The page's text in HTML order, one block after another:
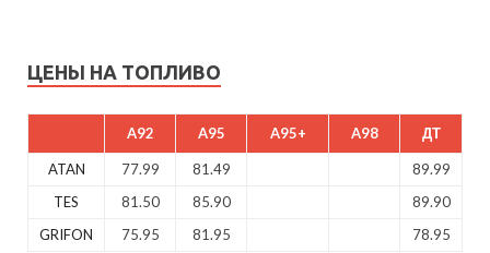
ЦЕНЫ НА ТОПЛИВО
A92 A95 A95+ A98 ДТ
ATAN 77.99 81.49
89.99
TES
81.50 85.90
89.90
GRIFON
75.95 81.95 78.95